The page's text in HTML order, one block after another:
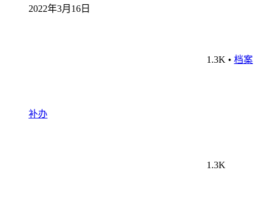
2022年3月16日
1.3K • 档案
补办
1.3K